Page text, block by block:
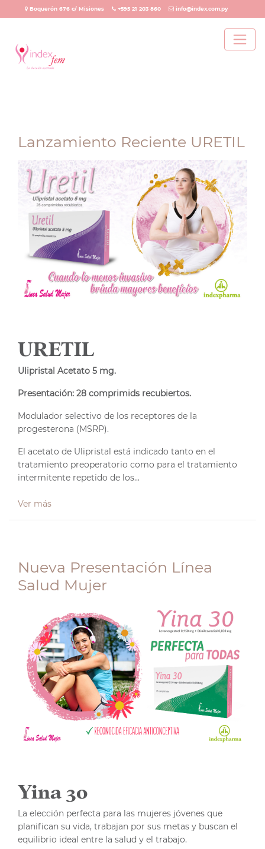
Boquerón 676 c/ Misiones +595 21 203 860 info@index.com.py
Lanzamiento Reciente URETIL
URETIL
Ulipristal Acetato 5 mg.
Presentación: 28 comprimids recubiertos.
Modulador selectivo de los receptores de la
progesterona (MSRP).
El acetato de Ulipristal está indicado tanto en el
tratamiento preoperatorio como para el tratamiento
intermitente repetido de los...
Ver más
Nueva Presentación Línea
Salud Mujer
Yina 30
La elección perfecta para las mujeres jóvenes que
planifican su vida, trabajan por sus metas y buscan el
equilibrio ideal entre la salud y el trabajo.